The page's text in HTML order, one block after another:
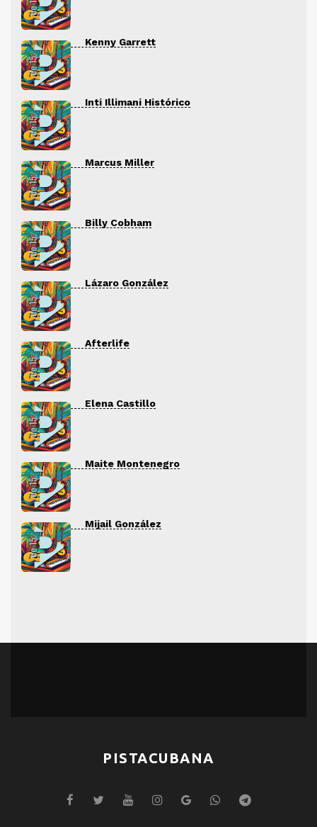
Kenny Garrett
Inti Illimani Histórico
Marcus Miller
Billy Cobham
Lázaro González
Afterlife
Elena Castillo
Maite Montenegro
Mijail González
PISTACUBANA